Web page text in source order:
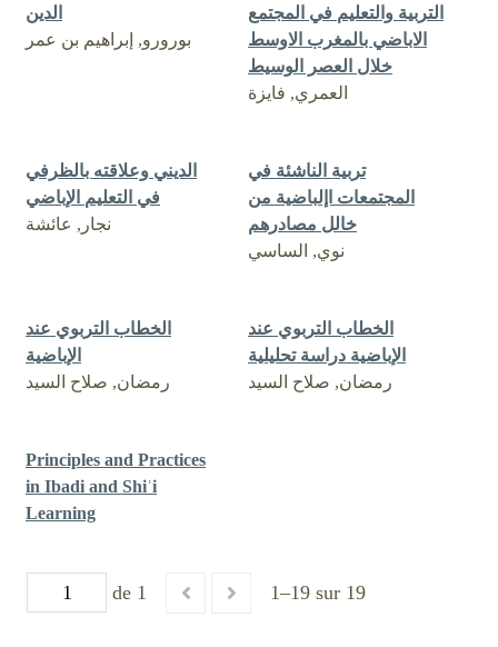
الدين
بورورو, إبراهيم بن عمر
التربية والتعليم في المجتمع
الاباضي بالمغرب الاوسط
خلال العصر الوسيط
العمري, فايزة
الديني وعلاقته بالظرفي
في التعليم الإباضي
نجار, عائشة
تربية الناشئة في
المجتمعات اإلباضية من
خالل مصادرهم
نوي, الساسي
الخطاب التربوي عند
الإباضية
رمضان, صلاح السيد
الخطاب التربوي عند
الإباضية دراسة تحليلية
رمضان, صلاح السيد
Principles and Practices
in Ibadi and Shiʿi
Learning
de 1 1–19 sur 19